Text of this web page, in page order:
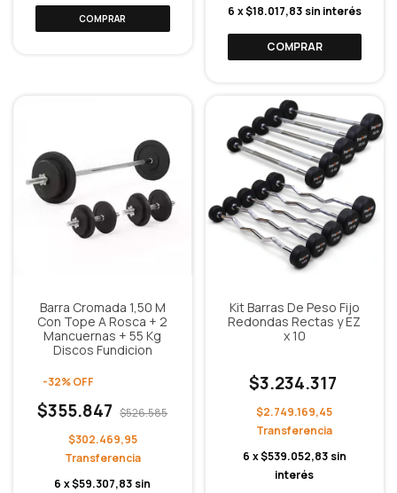
6 x$18.017,83 sin interés
COMPRAR
Barra Cromada 1,50 M
Con Tope A Rosca + 2
Mancuernas + 55 Kg
Discos Fundicion
-32%OFF
$355.847 $526.585
$302.469,95
6 x$59.307,83 sin
Kit Barras De Peso Fijo
Redondas Rectas y EZ
x 10
$3.234.317
$2.749.169,45
6 x$539.052,83 sin
interés